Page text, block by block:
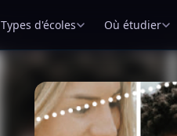
Types d'écoles Où étudier